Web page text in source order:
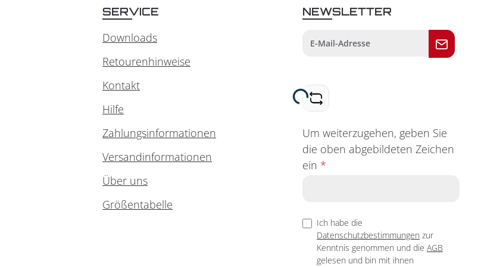
SERVICE
Downloads
Retourenhinweise
Kontakt
Hilfe
Zahlungsinformationen
Versandinformationen
Über uns
Größentabelle
NEWSLETTER
Loading...
Um weiterzugehen, geben Sie
die oben abgebildeten Zeichen
ein *
Ich habe die
Datenschutzbestimmungen zur
Kenntnis genommen und die AGB
gelesen und bin mit ihnen